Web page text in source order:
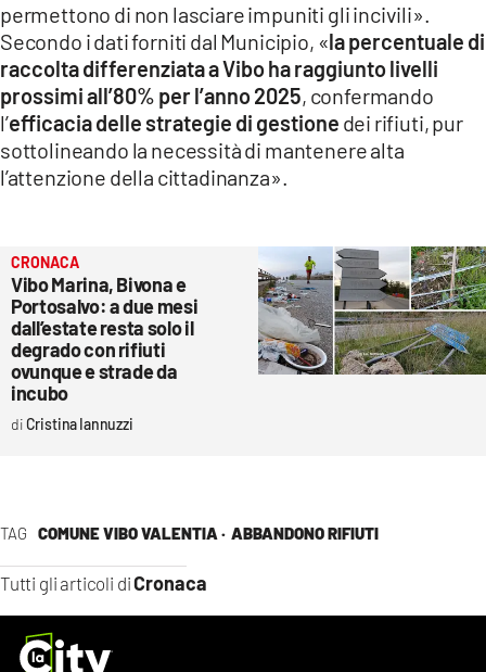
TAG COMUNE VIBO VALENTIA · ABBANDONO RIFIUTI
Tutti gli articoli diCronaca
permettono di non lasciare impuniti gli incivili».
Secondo i dati forniti dal Municipio, «la percentuale di
raccolta differenziata a Vibo ha raggiunto livelli
prossimi all’80% per l’anno 2025, confermando
l’efficacia delle strategie di gestione dei rifiuti, pur
sottolineando la necessità di mantenere alta
l’attenzione della cittadinanza».
CRONACA
Vibo Marina, Bivona e
Portosalvo: a due mesi
dall’estate resta solo il
degrado con rifiuti
ovunque e strade da
incubo
Cristina Iannuzzi